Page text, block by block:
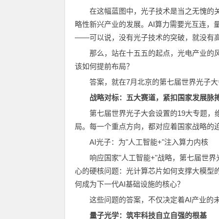
在这幅蓝图中，光子技术是当之无愧的
略性新兴产业的发展。AI算力需要光互连，
——可以说，没有光子技术的突破，就没有
那么，站在十五五的起点，光电产业的
该如何提前布局？
答案，就在7月北京的第七届世界光子
战略对标：五大赛道，紧扣国家发展脉
第七届世界光子大会设置的19大专题
局。每一个重点方向，都对应着国家战略的
AI光子：为"人工智能+"注入算力内核
响应国家"人工智能+"战略，第七届世
心的硬核问题：光计算芯片如何支撑大模
何成为下一代AI基础设施的核心？
这些问题的答案，不仅决定着AI产业的
量子光学：筑牢科技自立自强的根基